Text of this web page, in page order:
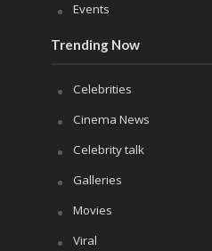
Events
Trending Now
Celebrities
Cinema News
Celebrity talk
Galleries
Movies
Viral